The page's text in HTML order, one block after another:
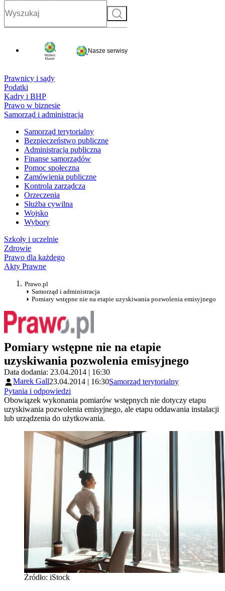
Szukaj
Nasze serwisy
Prawnicy i sądy
Podatki
Kadry i BHP
Prawo w biznesie
Samorząd i administracja
Samorząd terytorialny
Bezpieczeństwo publiczne
Administracja publiczna
Finanse samorządów
Pomoc społeczna
Zamówienia publiczne
Kontrola zarządcza
Orzeczenia
Służba cywilna
Wojsko
Wybory
Szkoły i uczelnie
Zdrowie
Prawo dla każdego
Akty Prawne
Prawo.pl
Samorząd i administracja
Pomiary wstępne nie na etapie uzyskiwania pozwolenia emisyjnego
Pomiary wstępne nie na etapie
uzyskiwania pozwolenia emisyjnego
Data dodania: 23.04.2014 | 16:30
Marek Gall23.04.2014 | 16:30Samorząd terytorialny
Pytania i odpowiedzi
Obowiązek wykonania pomiarów wstępnych nie dotyczy etapu
uzyskiwania pozwolenia emisyjnego, ale etapu oddawania instalacji
lub urządzenia do użytkowania.
Źródło: iStock